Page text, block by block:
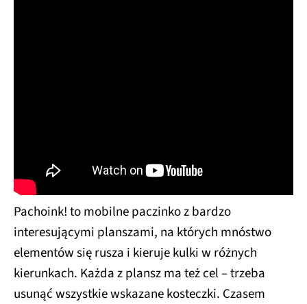
Pachoink! to mobilne paczinko z bardzo
interesującymi planszami, na których mnóstwo
elementów się rusza i kieruje kulki w różnych
kierunkach. Każda z plansz ma też cel – trzeba
usunąć wszystkie wskazane kosteczki. Czasem